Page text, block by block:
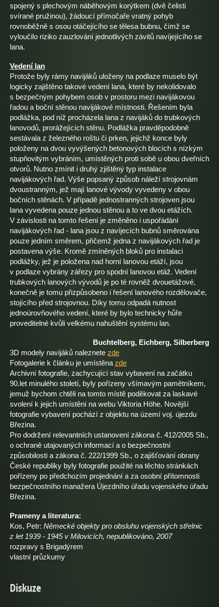
spojený s plechovým náběhovým korýtkem (dvě čelisti
svírané pružinou), žádoucí přímočaře vratný pohyb
rovnoběžně s osou otáčejícího se tělesa bubnu, čímž se
vyloučilo riziko zauzlování jednotlivých závitů navíjejícího se
lana.
Vedení lan
Protože byly rámy navijáků uloženy na podlaze muselo být
logicky zajištěno takové vedení lana, které by nekolidovalo
s bezpečným pohybem osob v prostoru mezi navijákovou
řadou a boční stěnou navijákové místnosti. Řešením byla
podlážka, pod níž procházela lana z navijáků do trubkových
lanovodů, prorážejících stěnu. Podlážka pravděpodobně
sestávala z železného roštu či prken, jejichž konce byly
položeny na dvou vyvýšených betonových blocích s nízkým
stupňovitým vybráním, umístěných proti sobě u obou dveřních
otvorů. Nutno zmínit i druhý zjištěný typ instalace
navijákových řad. Výše popsaný způsob náleží strojovnám
dvoustranným, jež mají lanové vývody vyvedeny v obou
bočních stěnách. V případě jednostranných strojoven jsou
lana vyvedena pouze jednou stěnou a to ve dvou etážích.
V závislosti na tomto řešení je změněno i uspořádání
navijákových řad - lana jsou z navíjecích bubnů směrována
pouze jedním směrem, přičemž jedna z navijákových řad je
postavena výše. Kromě zmíněných bloků pro instalaci
podlážky, jež je položena nad horní lanovou etáží, jsou
v podlaze vybrány zářezy pro spodní lanovou etáž. Vedení
trubkových lanových vývodů je po té rovněž dvouetážové,
konečně je tomu přizpůsobeno i řešení lanového rozdělovače,
stojícího před strojovnou. Díky tomu odpadá nutnost
jednoúrovňového vedení, které by bylo technicky hůře
proveditelné kvůli velkému nahuštění systému lan.
Buchtelberg, Eichberg, Silberberg
3D modely navijáků naleznete zde
Fotogalerie k článku je umístěna zde
Archivní fotografie, zachycující stav vybavení na začátku
90.let minulého století, byly pořízeny všímavým pamětníkem,
jemuž bychom chtěli na tomto místě poděkovat za laskavé
svolení k jejich umístění na webu Viktoria Höhe. Novější
fotografie vybavení pochází z objektu na území voj. újezdu
Březina.
Pro dodržení relevantních ustanovení zákona č. 412/2005 Sb.,
o ochraně utajovaných informací a o bezpečnostní
způsobilosti a zákona č. 222/1999 Sb., o zajišťování obrany
České republiky byly fotografie použité na těchto stránkách
pořízeny po předchozím projednání a za osobní přítomnosti
bezpečnostního manažera Újezdního úřadu vojenského úřadu
Březina.
Prameny a literatura:
Kos, Petr: Německé objekty pro obsluhu vojenských střelnic
z let 1939 - 1945 v Milovicích, nepublikováno, 2007
rozpravy s Brigadýrem
vlastní průzkumy
Diskuze